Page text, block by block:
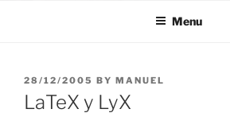
Menu
POSTED
ON
28/12/2005 BY MANUEL
LaTeX y LyX